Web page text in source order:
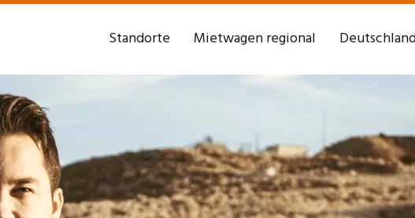
Standorte Mietwagen regional